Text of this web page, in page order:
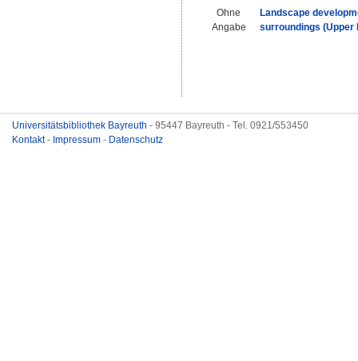
Ohne
Angabe
Landscape
surroundings (Upper
Universitätsbibliothek Bayreuth - 95447 Bayreuth - Tel. 0921/553450
Kontakt- Impressum - Datenschutz